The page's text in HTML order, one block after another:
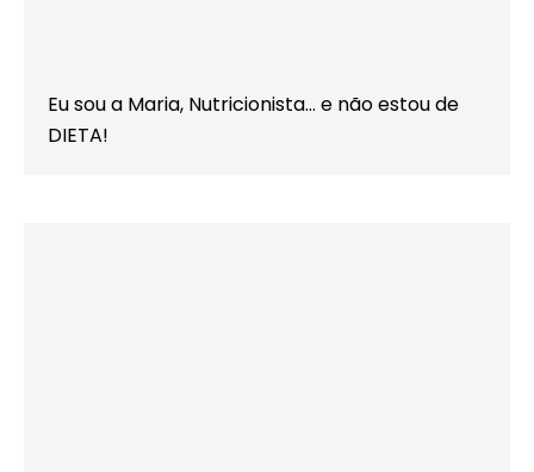
Eu sou a Maria, Nutricionista… e não estou de
DIETA!